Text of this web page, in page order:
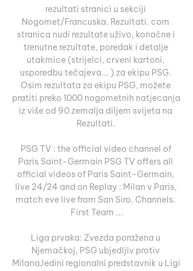
rezultati stranici u sekciji
Nogomet/Francuska. Rezultati. com
stranica nudi rezultate uživo, konačne i
trenutne rezultate, poredak i detalje
utakmice (strijelci, crveni kartoni,
usporedbu tečajeva... ) za ekipu PSG.
Osim rezultata za ekipu PSG, možete
pratiti preko 1000 nogometnih natjecanja
iz više od 90 zemalja diljem svijeta na
Rezultati.
PSG TV : the official video channel of
Paris Saint-Germain PSG TV offers all
official videos of Paris Saint-Germain,
live 24/24 and on Replay : Milan v Paris,
match eve live from San Siro. Channels.
First Team ...
Liga prvaka: Zvezda poražena u
Njemačkoj, PSG ubjedljiv protiv
MilanaJedini regionalni predstavnik u Ligi